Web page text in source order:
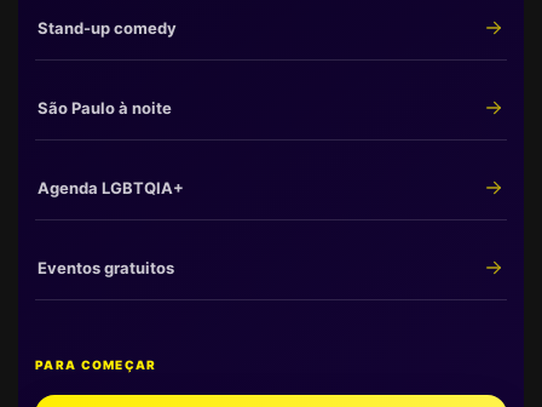
Stand-up comedy
São Paulo à noite
Agenda LGBTQIA+
Eventos gratuitos
PARA COMEÇAR